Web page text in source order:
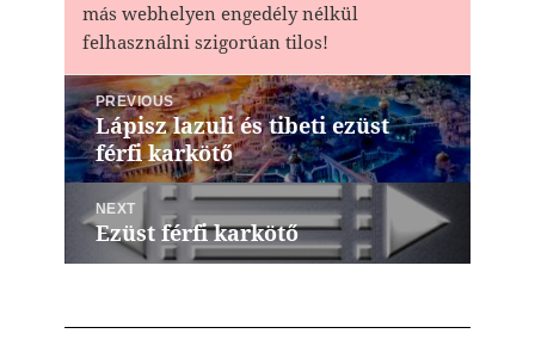
más webhelyen engedély nélkül
felhasználni szigorúan tilos!
Bejegyzés
navigáció
PREVIOUS
Previous
post:
Lápisz lazuli és tibeti ezüst
férfi karkötő
NEXT
Next
post:
Ezüst férfi karkötő